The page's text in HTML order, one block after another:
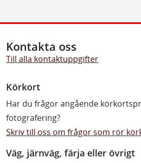
Kontakta oss
Till alla kontaktuppgifter
Körkort
Har du frågor angående
fotografering?
Skriv till oss om frågor som rör
Väg, järnväg, färja eller övrigt